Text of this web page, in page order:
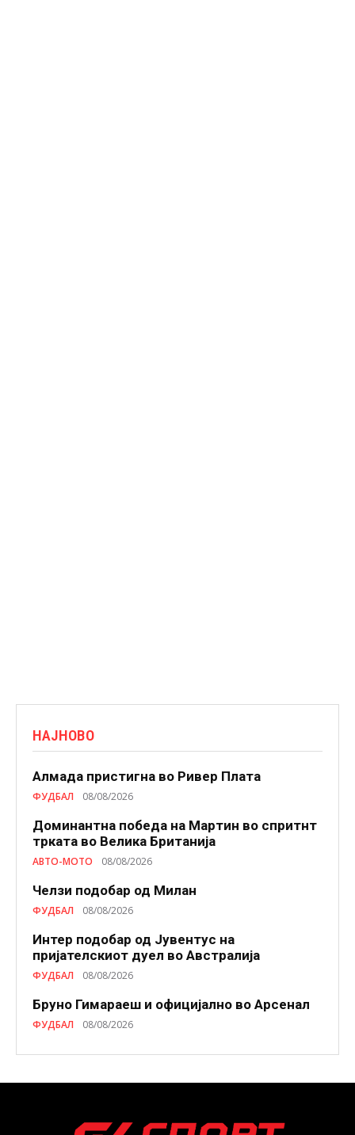
НАЈНОВО
Алмада пристигна во Ривер Плата
ФУДБАЛ 08/08/2026
Доминантна победа на Мартин во спритнт
трката во Велика Британија
АВТО-МОТО 08/08/2026
Челзи подобaр од Милан
ФУДБАЛ 08/08/2026
Интер подобар од Јувентус на
пријателскиот дуел во Австралија
ФУДБАЛ 08/08/2026
Бруно Гимараеш и официјално во Арсенал
ФУДБАЛ 08/08/2026